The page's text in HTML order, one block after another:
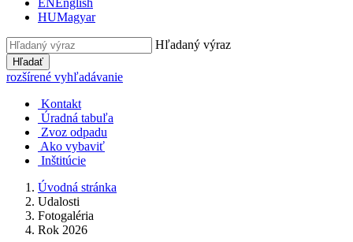
ENEnglish
HUMagyar
Hľadaný výraz
Hľadať
rozšírené vyhľadávanie
Kontakt
Úradná tabuľa
Zvoz odpadu
Ako vybaviť
Inštitúcie
Úvodná stránka
Udalosti
Fotogaléria
Rok 2026